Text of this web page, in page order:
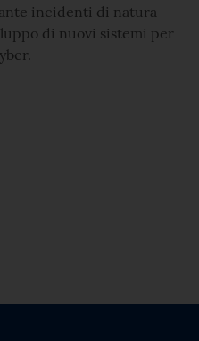
incidenti di natura
di nuovi sistemi per